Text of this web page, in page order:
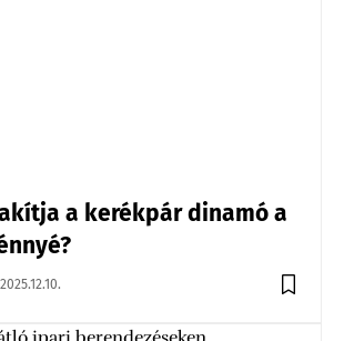
a kerékpár dinamó a
2025.12.10.